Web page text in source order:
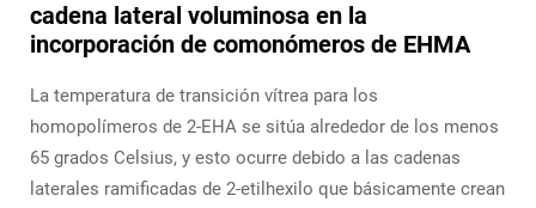
cadena lateral voluminosa en la
incorporación de comonómeros de EHMA
La temperatura de transición vítrea para los
homopolímeros de 2-EHA se sitúa alrededor de los menos
65 grados Celsius, y esto ocurre debido a las cadenas
laterales ramificadas de 2-etilhexilo que básicamente crean